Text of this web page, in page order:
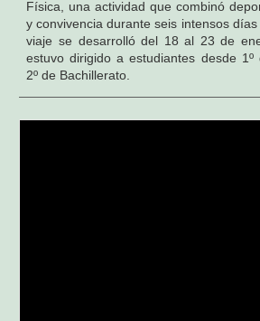
Física, una actividad que combinó
y convivencia durante seis intensos
viaje se desarrolló del 18 al 23 de
estuvo dirigido a estudiantes desde 1º
2º de Bachillerato.